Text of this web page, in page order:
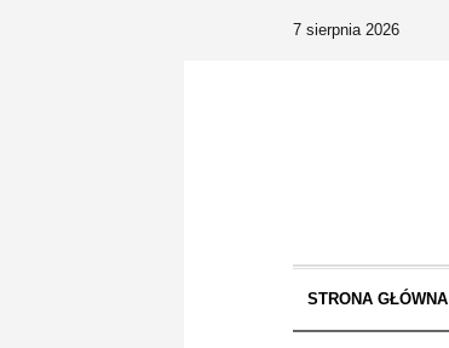
7 sierpnia 2026
STRONA GŁÓWNA